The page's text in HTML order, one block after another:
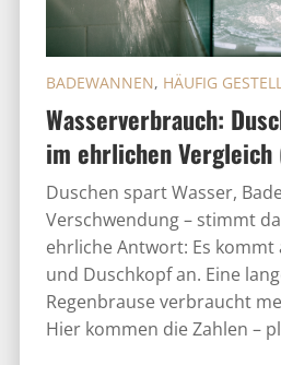
Wasserverbrauch:
im ehrlichen Vergleich
BADEWANNEN, HÄUFIG
Duschen spart Wasser,
Verschwendung – stimmt
ehrliche Antwort: Es
und Duschkopf an. Eine
Regenbrause verbraucht
Hier kommen die Zahlen –